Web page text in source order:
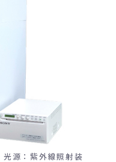
光源：紫外線照射装